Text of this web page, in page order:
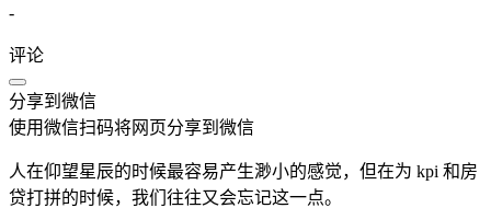
-
评论
分享到微信
使用微信扫码将网页分享到微信
人在仰望星辰的时候最容易产生渺小的感觉，但在为 kpi 和房
贷打拼的时候，我们往往又会忘记这一点。